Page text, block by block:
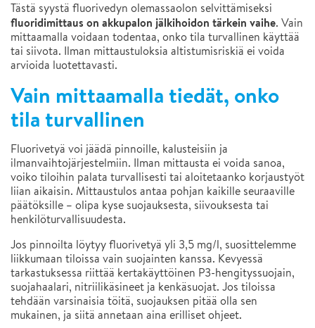
Tästä syystä fluorivedyn olemassaolon selvittämiseksi
fluoridimittaus on akkupalon jälkihoidon tärkein vaihe. Vain
mittaamalla voidaan todentaa, onko tila turvallinen käyttää
tai siivota. Ilman mittaustuloksia altistumisriskiä ei voida
arvioida luotettavasti.
Vain mittaamalla tiedät, onko
tila turvallinen
Fluorivetyä voi jäädä pinnoille, kalusteisiin ja
ilmanvaihtojärjestelmiin. Ilman mittausta ei voida sanoa,
voiko tiloihin palata turvallisesti tai aloitetaanko korjaustyöt
liian aikaisin. Mittaustulos antaa pohjan kaikille seuraaville
päätöksille – olipa kyse suojauksesta, siivouksesta tai
henkilöturvallisuudesta.
Jos pinnoilta löytyy fluorivetyä yli 3,5 mg/l, suosittelemme
liikkumaan tiloissa vain suojainten kanssa. Kevyessä
tarkastuksessa riittää kertakäyttöinen P3-hengityssuojain,
suojahaalari, nitriilikäsineet ja kenkäsuojat. Jos tiloissa
tehdään varsinaisia töitä, suojauksen pitää olla sen
mukainen, ja siitä annetaan aina erilliset ohjeet.